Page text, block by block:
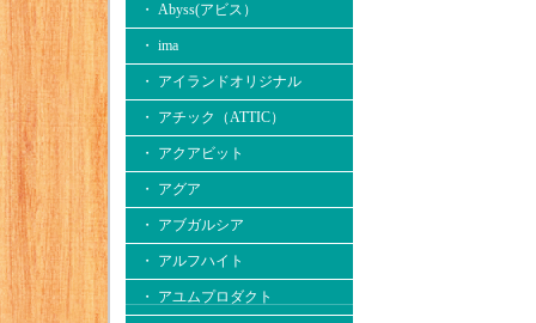
・ Abyss(アビス）
・ ima
・ アイランドオリジナル
・ アチック（ATTIC）
・ アクアビット
・ アグア
・ アブガルシア
・ アルフハイト
・ アユムプロダクト